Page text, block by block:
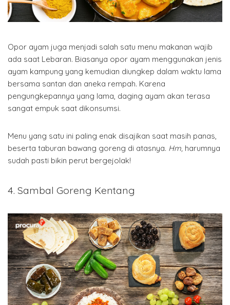
Opor ayam juga menjadi salah satu menu makanan wajib
ada saat Lebaran. Biasanya opor ayam menggunakan jenis
ayam kampung yang kemudian diungkep dalam waktu lama
bersama santan dan aneka rempah. Karena
pengungkepannya yang lama, daging ayam akan terasa
sangat empuk saat dikonsumsi.
Menu yang satu ini paling enak disajikan saat masih panas,
beserta taburan bawang goreng di atasnya. Hm, harumnya
sudah pasti bikin perut bergejolak!
4. Sambal Goreng Kentang